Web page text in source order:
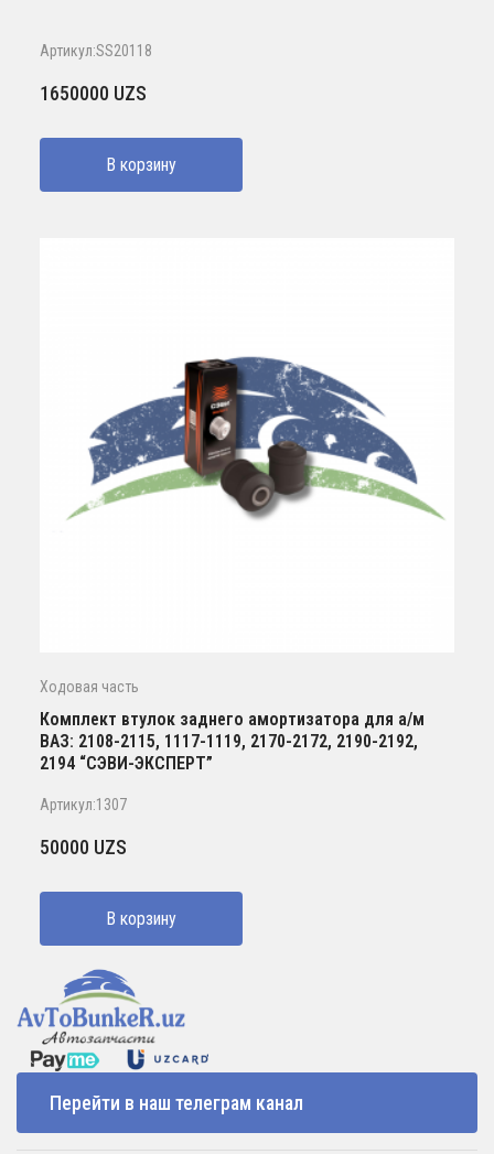
Артикул:SS20118
1650000 UZS
В корзину
Ходовая часть
Комплект втулок заднего амортизатора для а/м
ВАЗ: 2108-2115, 1117-1119, 2170-2172, 2190-2192,
2194 “СЭВИ-ЭКСПЕРТ”
Артикул:1307
50000 UZS
В корзину
Перейти в наш телеграм канал